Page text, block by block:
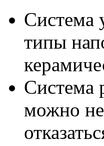
Система
типы
Система
можно не